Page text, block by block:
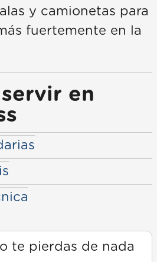
y camionetas para
fuertemente en la
en
te pierdas de nada